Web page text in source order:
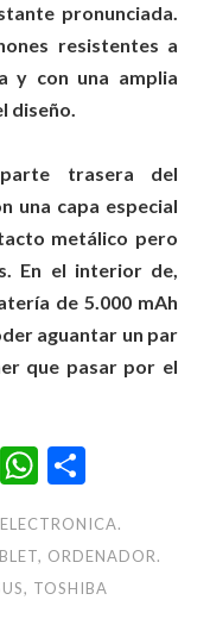
pronunciada.
resistentes a
y con una amplia
diseño.
trasera del
una capa especial
metálico pero
En el interior de,
de 5.000 mAh
aguantar un par
que pasar por el
LinkedIn
ORDENADOR.
TOSHIBA